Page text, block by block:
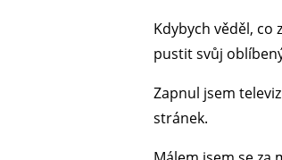
Kdybych věděl, co
pustit svůj
Zapnul jsem
stránek.